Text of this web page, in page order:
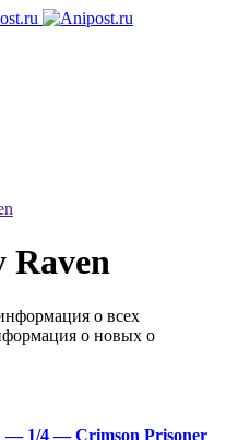
Raven
о всех
о новых о
— 1/4 — Crimson Prisoner